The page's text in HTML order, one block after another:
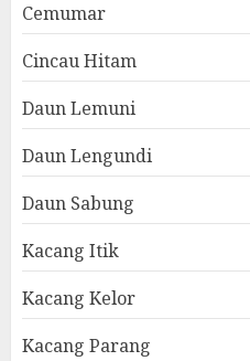
Cemumar
Cincau Hitam
Daun Lemuni
Daun Lengundi
Daun Sabung
Kacang Itik
Kacang Kelor
Kacang Parang